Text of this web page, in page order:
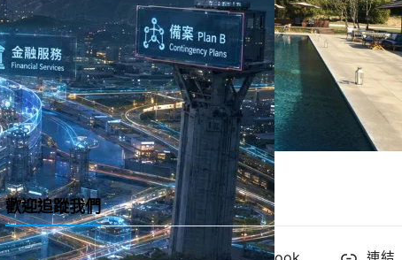
一直很喜歡的緞帶教堂 Ribbon Chapel
歡迎追蹤我們